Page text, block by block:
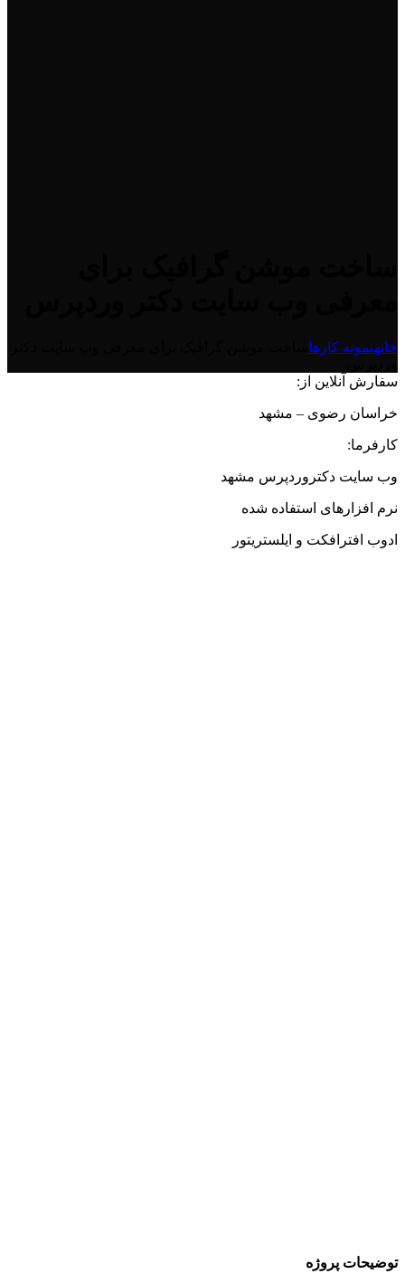
خانهنمونه کارها
سفارش آنلاین از:
خراسان رضوی – مشهد
کارفرما:
وب سایت دکتروردپرس مشهد
نرم افزارهای استفاده شده
ادوب افترافکت و ایلستریتور
توضیحات پروژه